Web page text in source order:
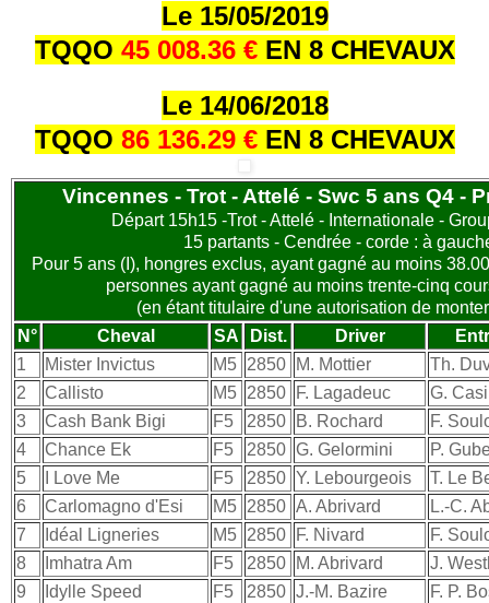
Le 15/05/2019
TQQO 45 008.36 € EN 8 CHEVAUX
Le 14/06/2018
TQQO 86 136.29 € EN 8 CHEVAUX
Vincennes - Trot - Attelé - Swc 5 ans Q4 -
Départ 15h15 -Trot - Attelé - Internationale -
15 partants - Cendrée - corde : à
Pour 5 ans (I), hongres exclus, ayant gagné au moins
personnes ayant gagné au moins trente-cinq
(en étant titulaire d'une autorisation de
N°
Cheval SA Dist. Driver
1
Mister Invictus M5 2850 M. Mottier
Th.
2
Callisto M5 2850 F. Lagadeuc
G.
3
Cash Bank Bigi F5 2850 B. Rochard
F.
4
Chance Ek F5 2850 G. Gelormini
P.
5
I Love Me F5 2850 Y. Lebourgeois
T. Le
6
Carlomagno d'Esi M5 2850 A. Abrivard
L.-C.
7
Idéal Ligneries M5 2850 F. Nivard
F.
8
Imhatra Am F5 2850 M. Abrivard
J.
9
Idylle Speed F5 2850 J.-M. Bazire
F. P.